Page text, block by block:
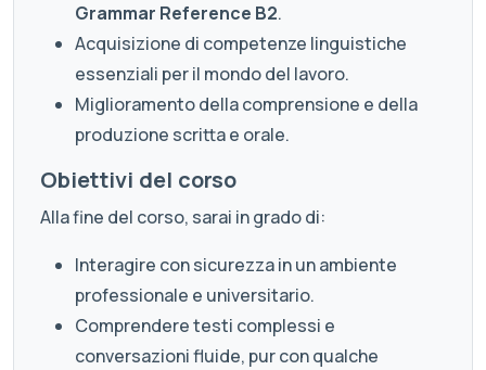
Grammar Reference B2.
Acquisizione di competenze linguistiche
essenziali per il mondo del lavoro.
Miglioramento della comprensione e della
produzione scritta e orale.
Obiettivi del corso
Alla fine del corso, sarai in grado di:
Interagire con sicurezza in un ambiente
professionale e universitario.
Comprendere testi complessi e
conversazioni fluide, pur con qualche